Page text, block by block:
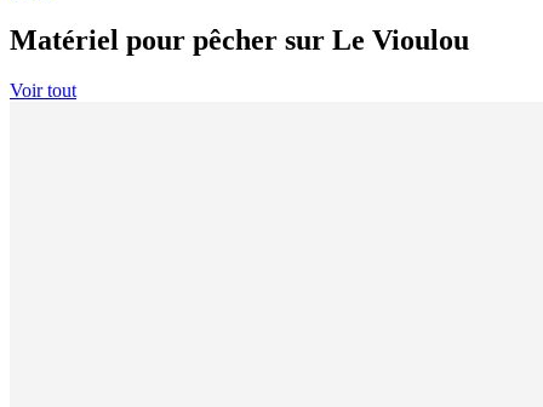
Matériel pour pêcher sur Le Vioulou
Voir tout